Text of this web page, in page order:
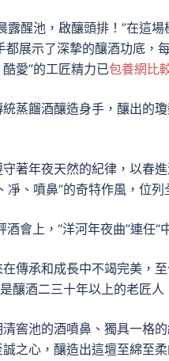
露醒池，啟釀頭排！”在這
展示了深摯的釀酒功底，
愛”的工匠精力已包養網比
蒸餾酒釀造身手，釀出的
著年夜天然的紀律，以春
凈、噴鼻”的奇特作風，位列
會上，“洋河年夜曲”連任“
傳承和成長中不竭完美，
釀酒二三十年以上的老匠
窖池的酒噴鼻、獨具一格
之心，釀造出這壇至綿至